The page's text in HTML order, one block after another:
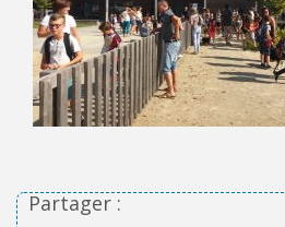
Partager :